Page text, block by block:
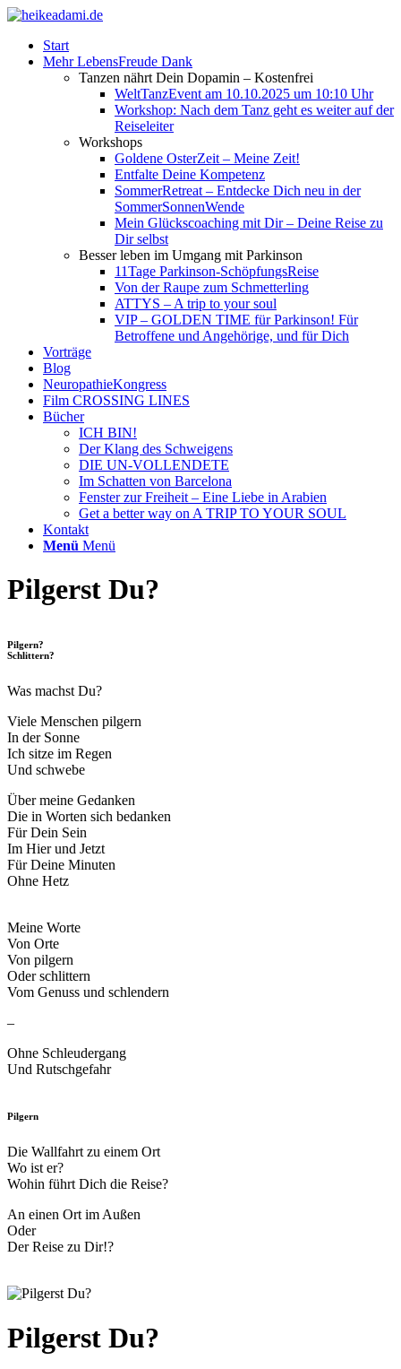
Start
Mehr LebensFreude Dank
Tanzen nährt Dein Dopamin – Kostenfrei
WeltTanzEvent am 10.10.2025 um 10:10 Uhr
Workshop: Nach dem Tanz geht es weiter auf der
Reiseleiter
Workshops
Goldene OsterZeit – Meine Zeit!
Entfalte Deine Kompetenz
SommerRetreat – Entdecke Dich neu in der
SommerSonnenWende
Mein Glückscoaching mit Dir – Deine Reise zu
Dir selbst
Besser leben im Umgang mit Parkinson
11Tage Parkinson-SchöpfungsReise
Von der Raupe zum Schmetterling
ATTYS – A trip to your soul
VIP – GOLDEN TIME für Parkinson! Für
Betroffene und Angehörige, und für Dich
Vorträge
Blog
NeuropathieKongress
Film CROSSING LINES
Bücher
ICH BIN!
Der Klang des Schweigens
DIE UN-VOLLENDETE
Im Schatten von Barcelona
Fenster zur Freiheit – Eine Liebe in Arabien
Get a better way on A TRIP TO YOUR SOUL
Kontakt
Menü Menü
Pilgerst Du?
Pilgern?
Schlittern?
Was machst Du?
Viele Menschen pilgern
In der Sonne
Ich sitze im Regen
Und schwebe
Über meine Gedanken
Die in Worten sich bedanken
Für Dein Sein
Im Hier und Jetzt
Für Deine Minuten
Ohne Hetz
Meine Worte
Von Orte
Von pilgern
Oder schlittern
Vom Genuss und schlendern
–
Ohne Schleudergang
Und Rutschgefahr
Pilgern
Die Wallfahrt zu einem Ort
Wo ist er?
Wohin führt Dich die Reise?
An einen Ort im Außen
Oder
Der Reise zu Dir!?
Pilgerst Du?